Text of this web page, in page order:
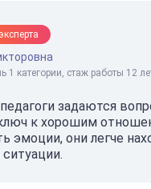
1 категории, стаж работы 12
задаются
к хорошим
эмоции, они легче